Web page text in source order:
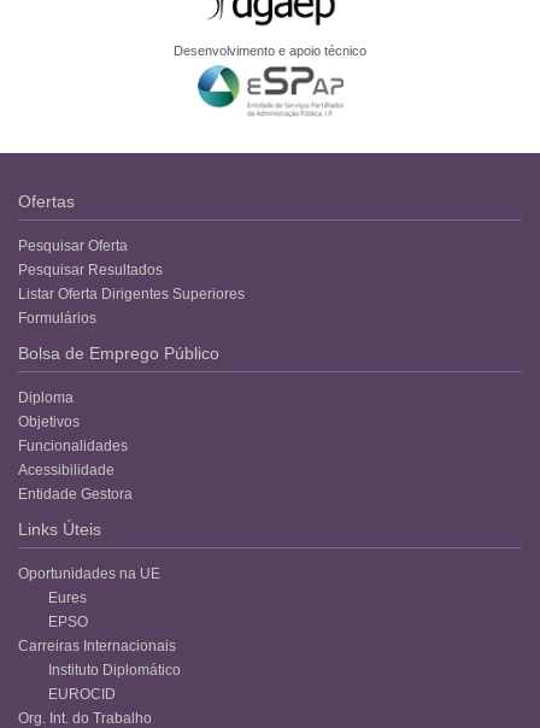
Desenvolvimento e apoio técnico
Ofertas
Pesquisar Oferta
Pesquisar Resultados
Listar Oferta Dirigentes Superiores
Formulários
Bolsa de Emprego Público
Diploma
Objetivos
Funcionalidades
Acessibilidade
Entidade Gestora
Links Úteis
Oportunidades na UE
Eures
EPSO
Carreiras Internacionais
Instituto Diplomático
EUROCID
Org. Int. do Trabalho